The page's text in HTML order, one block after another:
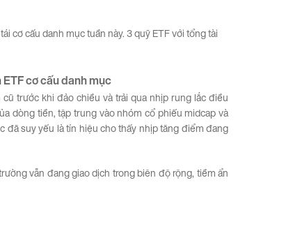
cơ cấu danh mục tuần này. 3 quỹ ETF với tổng tài
ETFcơcấudanhmục
trước khi đảo chiều và trải qua nhịp rung lắc điều
dòng tiền, tập trung vào nhóm cổ phiếu midcap và
đã suy yếu là tín hiệu cho thấy nhịp tăng điểm đang
vẫn đang giao dịch trong biên độ rộng, tiềm ẩn